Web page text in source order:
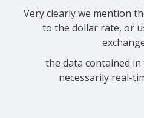
Very clearly we mention
to the dollar rate, or
the data contained
necessarily real-